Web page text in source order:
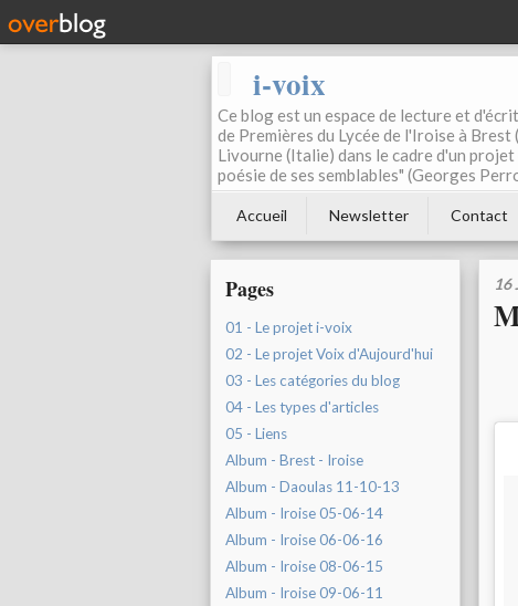
i-voix
Ce blog est un espace de lecture et
de Premières du Lycée de l'Iroise à
Livourne (Italie) dans le cadre d'un
poésie de ses semblables" (Georges
Accueil Newsletter Contact
Pages
01 - Le projet i-voix
02 - Le projet Voix d'Aujourd'hui
03 - Les catégories du blog
04 - Les types d'articles
05 - Liens
Album - Brest - Iroise
Album - Daoulas 11-10-13
Album - Iroise 05-06-14
Album - Iroise 06-06-16
Album - Iroise 08-06-15
Album - Iroise 09-06-11
16